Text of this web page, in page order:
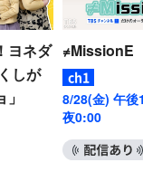
る探訪記から、
乗馬などの
しい地中海を背
一緒に存分に
地がメンバー
そして8話終了
ヨネダ
しが
≠MissionE
8/28(金) 午
夜0:00